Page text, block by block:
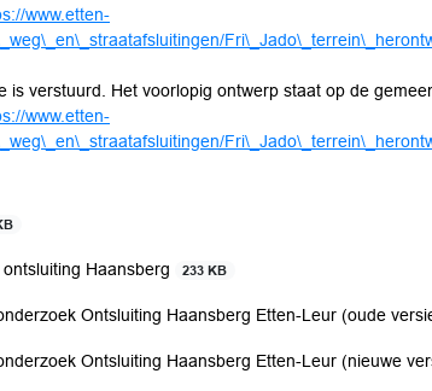
www.etten-
is verstuurd. Het voorlopig ontwerp staat op de
www.etten-
Haansberg 233 KB
Ontsluiting Haansberg Etten-Leur (oude
Ontsluiting Haansberg Etten-Leur (nieuwe